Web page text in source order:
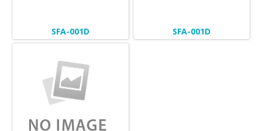
SFA-001D SFA-001D